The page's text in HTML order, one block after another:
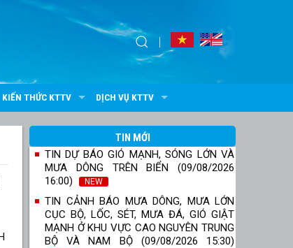
KIẾN THỨC KTTV DỊCH VỤ KTTV
TIN MỚI
TIN DỰ BÁO GIÓ MẠNH, SÓNG LỚN VÀ
MƯA DÔNG TRÊN BIỂN (09/08/2026
16:00)
NEW
TIN CẢNH BÁO MƯA DÔNG, MƯA LỚN
CỤC BỘ, LỐC, SÉT, MƯA ĐÁ, GIÓ GIẬT
MẠNH Ở KHU VỰC CAO NGUYÊN TRUNG
BỘ VÀ NAM BỘ (09/08/2026 15:30)